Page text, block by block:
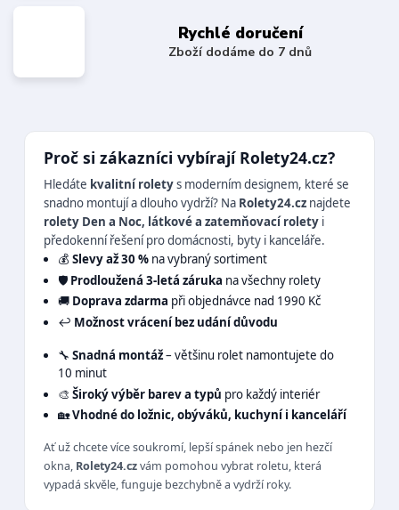
Rychlé doručení
Zboží dodáme do 7 dnů
Proč si zákazníci vybírají Rolety24.cz?
Hledáte kvalitní roletys moderním designem, které se
snadno montují a dlouho vydrží? Na Rolety24.cz najdete
rolety Den a Noc, látkové a zatemňovací rolety i
předokenní řešení pro domácnosti, byty i kanceláře.
💰 Slevy až 30 %na vybraný sortiment
🛡️ Prodloužená 3-letá záruka na všechny rolety
🚚 Doprava zdarma při objednávce nad 1990 Kč
↩️ Možnost vrácení bez udání důvodu
🔧 Snadná montáž– většinu rolet namontujete do
10 minut
🎨 Široký výběr barev a typů pro každý interiér
🏡Vhodné do ložnic, obýváků, kuchyní i kanceláří
Ať už chcete více soukromí, lepší spánek nebo jen hezčí
okna, Rolety24.czvám pomohou vybrat roletu, která
vypadá skvěle, funguje bezchybně a vydrží roky.